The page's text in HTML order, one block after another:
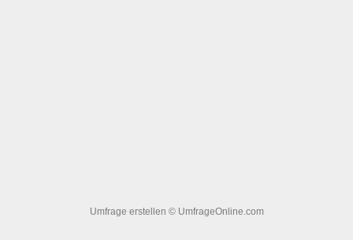
Umfrage erstellen © UmfrageOnline.com